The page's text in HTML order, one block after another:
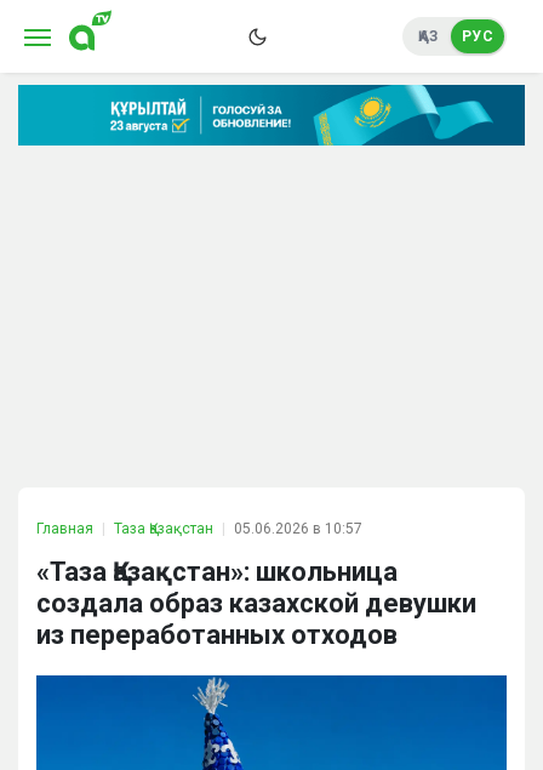
ҚАЗ РУС
Главная Таза Қазақстан 05.06.2026 в 10:57
«Таза Қазақстан»: школьница
создала образ казахской девушки
из переработанных отходов